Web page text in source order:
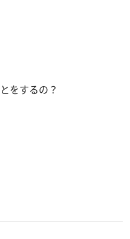
をするの？